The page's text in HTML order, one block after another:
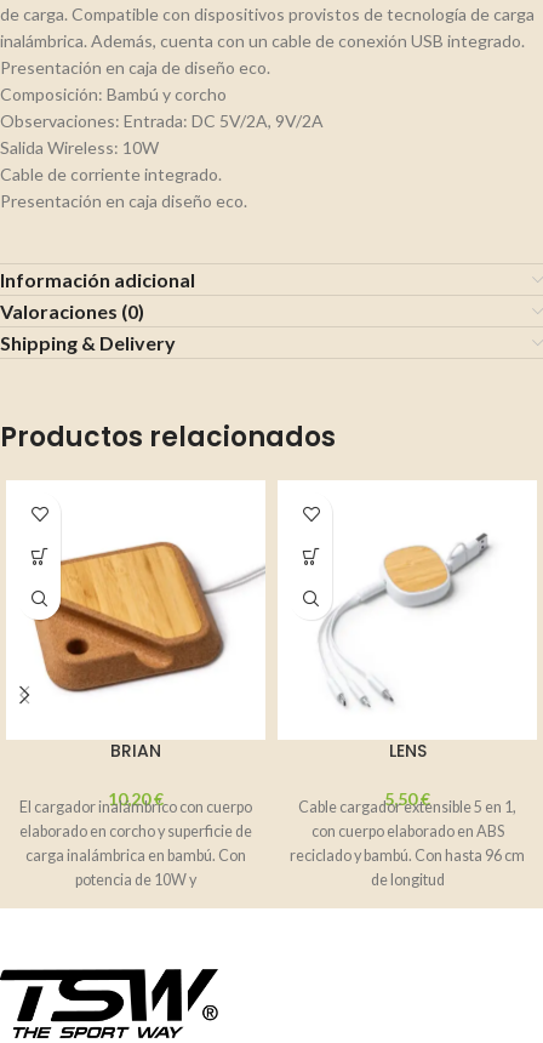
de carga. Compatible con dispositivos provistos de tecnología de carga
inalámbrica. Además, cuenta con un cable de conexión USB integrado.
Presentación en caja de diseño eco.
Composición: Bambú y corcho
Observaciones: Entrada: DC 5V/2A, 9V/2A
Salida Wireless: 10W
Cable de corriente integrado.
Presentación en caja diseño eco.
Información adicional
Valoraciones (0)
Shipping & Delivery
Productos relacionados
BRIAN
10,20€
El cargador inalámbrico con cuerpo
elaborado en corcho y superficie de
carga inalámbrica en bambú. Con
potencia de 10W y
LENS
5,50€
Cable cargador extensible 5 en 1,
con cuerpo elaborado en ABS
reciclado y bambú. Con hasta 96 cm
de longitud